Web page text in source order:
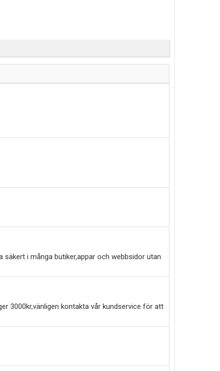
säkert i många butiker,appar och webbsidor utan
3000kr,vänligen kontakta vår kundservice för att